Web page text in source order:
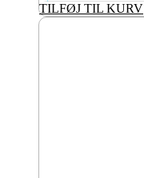
TILFØJ TIL KURV